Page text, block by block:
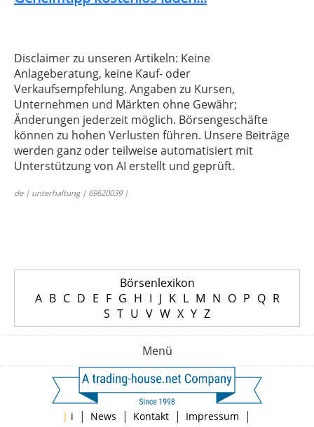
Disclaimer zu unseren Artikeln: Keine
Anlageberatung, keine Kauf- oder
Verkaufsempfehlung. Angaben zu Kursen,
Unternehmen und Märkten ohne Gewähr;
Änderungen jederzeit möglich. Börsengeschäfte
können zu hohen Verlusten führen. Unsere Beiträge
werden ganz oder teilweise automatisiert mit
Unterstützung von AI erstellt und geprüft.
de | unterhaltung | 69620039 |
Börsenlexikon
A B C D E F G H I J K L M N O P Q R
S T U V W X Y Z
Menü
| i | News | Kontakt | Impressum |